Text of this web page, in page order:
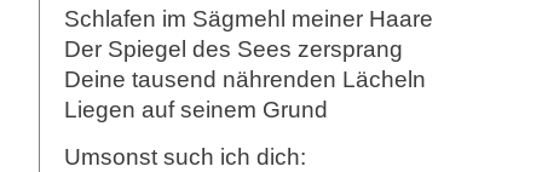
Schlafen im Sägmehl meiner Haare
Der Spiegel des Sees zersprang
Deine tausend nährenden Lächeln
Liegen auf seinem Grund
Umsonst such ich dich: